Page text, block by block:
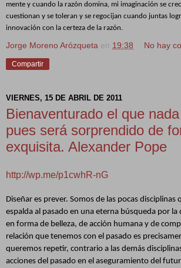
mente y cuando la razón domina, mi imaginación se
cuestionan y se toleran y se regocijan cuando juntas
innovación con la certeza de la razón.
Jorge Moreno Arózqueta en 19:38 No hay
Compartir
VIERNES, 15 DE ABRIL DE 2011
Bienaventurado el que
pues será sorprendido de
exquisita. Alexander Pope
http://wp.me/p1cwhR-nG
Diseñar es prever. Somos de las pocas disciplinas
espalda al pasado en una eterna búsqueda por
en forma de belleza, de acción humana y de
relación que tenemos con el pasado es
queremos repetir, contrario a las demás
acciones del pasado en el aseguramiento del